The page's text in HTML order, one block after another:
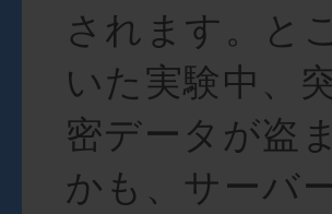
されます。と
いた実験中、
密データが盗
かも、サーバ